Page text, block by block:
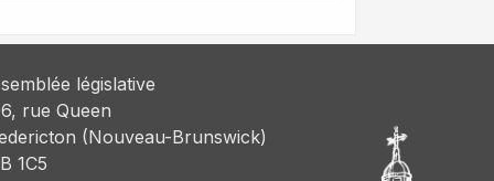
législative
rue Queen
(Nouveau-Brunswick)
1C5